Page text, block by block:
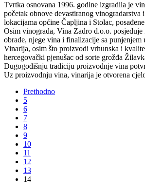
Tvrtka osnovana 1996. godine izgradila je
početak obnove devastiranog
lokacijama općine Čapljina i Stolac,
Osim vinograda, Vina Zadro d.o.o.
obrade, njege vina i finalizacije sa punjenjem
Vinarija, osim što proizvodi vrhunska i
hercegovački pjenušac od sorte grožđa
Dugogodišnju tradiciju proizvodnje vina
Uz proizvodnju vina, vinarija je otvorena
Prethodno
5
6
7
8
9
10
11
12
13
14